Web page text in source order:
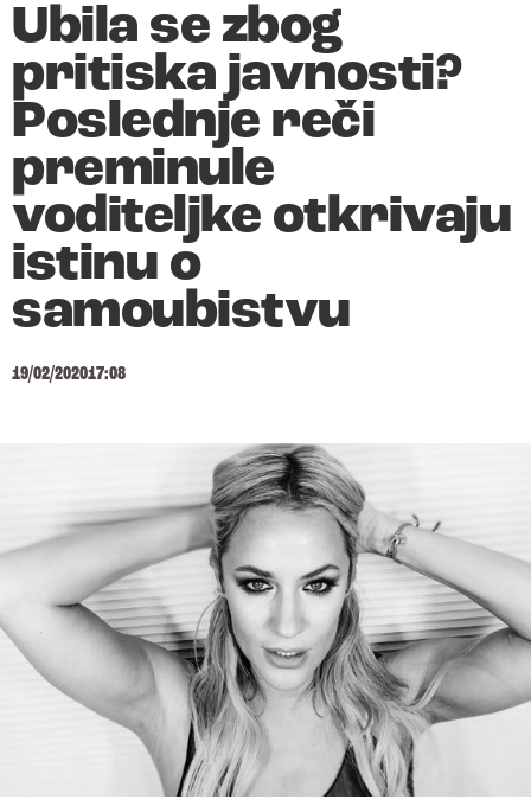
Ubila se zbog
pritiska javnosti?
Poslednje reči
preminule
voditeljke otkrivaju
istinu o
samoubistvu
19/02/202017:08